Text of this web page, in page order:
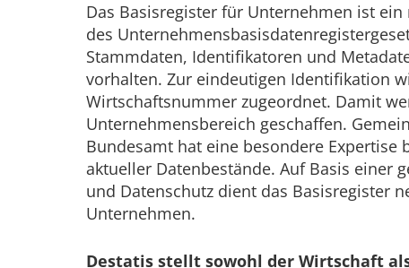
Das Basisregister für Unternehmen ist
des
Stammdaten, Identifikatoren und
vorhalten. Zur eindeutigen Identifikation
Wirtschaftsnummer zugeordnet. Damit
Unternehmensbereich geschaffen.
Bundesamt hat eine besondere
aktueller Datenbestände. Auf Basis einer
und Datenschutz dient das Basisregister
Unternehmen.
Destatis stellt sowohl der Wirtschaft